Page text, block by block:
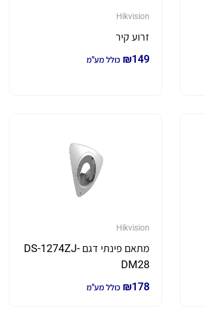
Hikvision
זרוע קיר
₪149 כולל מע"מ
Hikvision
מתאם פינתי דגם DS-1274ZJ-
DM28
₪178 כולל מע"מ